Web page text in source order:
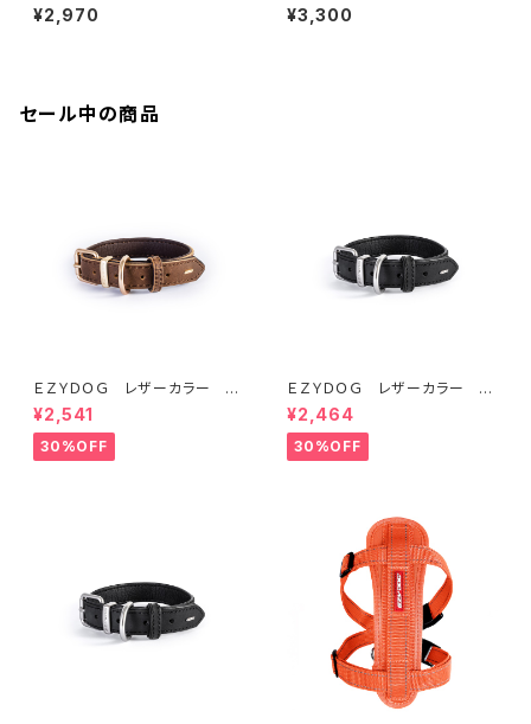
ハーネス XXS(全3色)
¥2,970 ハーネス XS(全3色)
¥3,300
セール中の商品
ＥＺＹＤＯＧ レザーカラー M
(全2色)
¥2,541
30%OFF
ＥＺＹＤＯＧ レザーカラー S
(全2色)
¥2,464
30%OFF